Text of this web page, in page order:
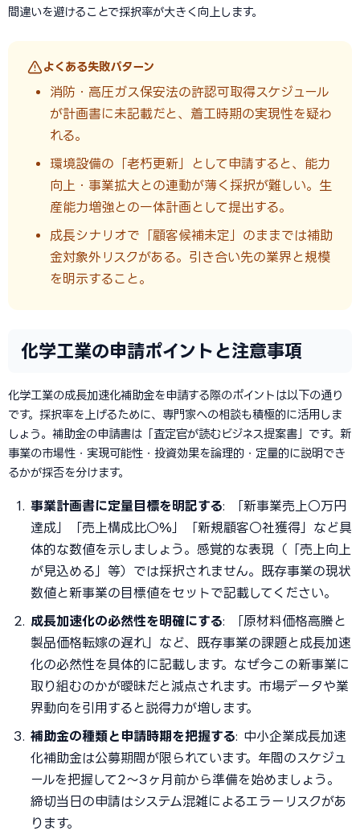
間違いを避けることで採択率が大きく向上します。
よくある失敗パターン
消防・高圧ガス保安法の許認可取得スケジュール
が計画書に未記載だと、着工時期の実現性を疑わ
れる。
環境設備の「老朽更新」として申請すると、能力
向上・事業拡大との連動が薄く採択が難しい。生
産能力増強との一体計画として提出する。
成長シナリオで「顧客候補未定」のままでは補助
金対象外リスクがある。引き合い先の業界と規模
を明示すること。
化学工業の申請ポイントと注意事項
化学工業の成長加速化補助金を申請する際のポイントは以下の通り
です。採択率を上げるために、専門家への相談も積極的に活用しま
しょう。補助金の申請書は「査定官が読むビジネス提案書」です。新
事業の市場性・実現可能性・投資効果を論理的・定量的に説明でき
るかが採否を分けます。
事業計画書に定量目標を明記する: 「新事業売上○万円
達成」「売上構成比○%」「新規顧客○社獲得」など具
体的な数値を示しましょう。感覚的な表現（「売上向上
が見込める」等）では採択されません。既存事業の現状
数値と新事業の目標値をセットで記載してください。
成長加速化の必然性を明確にする: 「原材料価格高騰と
製品価格転嫁の遅れ」など、既存事業の課題と成長加速
化の必然性を具体的に記載します。なぜ今この新事業に
取り組むのかが曖昧だと減点されます。市場データや業
界動向を引用すると説得力が増します。
補助金の種類と申請時期を把握する: 中小企業成長加速
化補助金は公募期間が限られています。年間のスケジュ
ールを把握して2〜3ヶ月前から準備を始めましょう。
締切当日の申請はシステム混雑によるエラーリスクがあ
ります。